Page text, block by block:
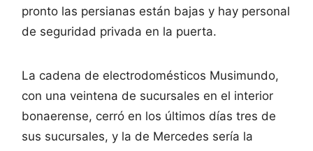
pronto las persianas están bajas y hay personal
de seguridad privada en la puerta.
La cadena de electrodomésticos Musimundo,
con una veintena de sucursales en el interior
bonaerense, cerró en los últimos días tres de
sus sucursales, y la de Mercedes sería la